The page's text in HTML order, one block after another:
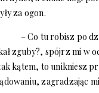
za ogon.
– Co tu robisz po
zguby?, spójrz mi w
kątem, to unikniesz
zagradzając